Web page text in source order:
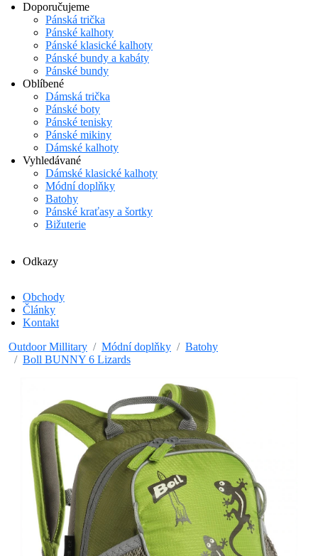
Doporučujeme
Pánská trička
Pánské kalhoty
Pánské klasické kalhoty
Pánské bundy a kabáty
Pánské bundy
Oblíbené
Dámská trička
Pánské boty
Pánské tenisky
Pánské mikiny
Dámské kalhoty
Vyhledávané
Dámské klasické kalhoty
Módní doplňky
Batohy
Pánské kraťasy a šortky
Bižuterie
Odkazy
Obchody
Články
Kontakt
Outdoor Millitary
Módní doplňky
Batohy
Boll BUNNY 6 Lizards